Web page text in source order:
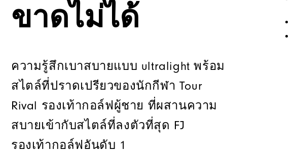
ขาดไม่ได้
ความรู้สึกเบาสบายแบบ ultralight พร้อม
สไตล์ที่ปราดเปรียวของนักกีฬา Tour
Rival รองเท้ากอล์ฟผู้ชาย ที่ผสานความ
สบายเข้ากับสไตล์ที่ลงตัวที่สุด FJ
รองเท้ากอล์ฟอันดับ 1